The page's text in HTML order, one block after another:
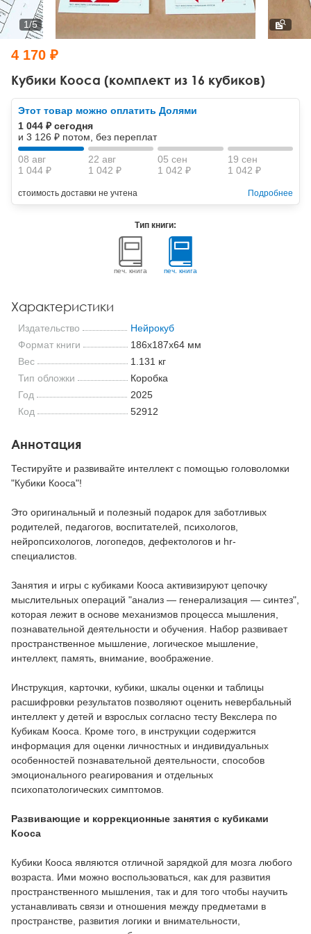
Тревожные расстройства, панические атаки
Психодрама
Другие направления психотерапии
Классический, эриксоновский гипноз и НЛП
НЛП
Психология труда и эргономика
Социальная психология
Социальная и организационная психология
Классический и юнгианский психоанализ
Кубики Кооса (комплект из 16 кубиков)
1/5
4 170 ₽
Этот товар можно оплатить Долями
1 044 ₽ сегодня
и 3 126 ₽ потом, без переплат
08 авг
1 044 ₽
22 авг
1 042 ₽
05 сен
1 042 ₽
19 сен
1 042 ₽
стоимость доставки не учтена Подробнее
Тип книги:
печ. книга печ. книга
Характеристики
Издательство
Нейрокуб
Формат книги
186x187x64 мм
Вес
1.131 кг
Тип обложки
Коробка
Год
2025
Код
52912
Аннотация
Тестируйте и развивайте интеллект с помощью головоломки
"Кубики Кооса"!
Это оригинальный и полезный подарок для заботливых
родителей, педагогов, воспитателей, психологов,
нейропсихологов, логопедов, дефектологов и hr-
специалистов.
Занятия и игры с кубиками Кооса активизируют цепочку
мыслительных операций "анализ — генерализация — синтез",
которая лежит в основе механизмов процесса мышления,
познавательной деятельности и обучения. Набор развивает
пространственное мышление, логическое мышление,
интеллект, память, внимание, воображение.
Инструкция, карточки, кубики, шкалы оценки и таблицы
расшифровки результатов позволяют оценить невербальный
интеллект у детей и взрослых согласно тесту Векслера по
Кубикам Кооса. Кроме того, в инструкции содержится
информация для оценки личностных и индивидуальных
особенностей познавательной деятельности, способов
эмоционального реагирования и отдельных
психопатологических симптомов.
Развивающие и коррекционные занятия с кубиками
Кооса
Кубики Кооса являются отличной зарядкой для мозга любого
возраста. Ими можно воспользоваться, как для развития
пространственного мышления, так и для того чтобы научить
устанавливать связи и отношения между предметами в
пространстве, развития логики и внимательности,